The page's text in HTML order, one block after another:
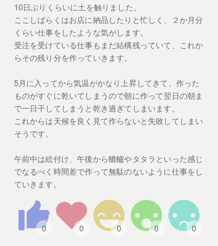
10日ぶりくらいに土を触りました。
ここしばらくはお店に納品したりと忙しく、２か月分
くらい仕事をしたような気がします。
受注を受けている仕事もまだ結構残っていて、これか
らその残り分を作っていきます。
5月に入ってから気温がかなり上昇してきて、作った
ものがすぐに乾いてしまうので朝に作って翌日の朝ま
で一日干してしまうと乾き過ぎてしまいます。
これからは天候を良く見て作らないと失敗してしまい
そうです。
午前中は絵付け、午後から轆轤やタタラといった感じ
でなるべく時間差で作って無駄のないように仕事をし
ていきます。